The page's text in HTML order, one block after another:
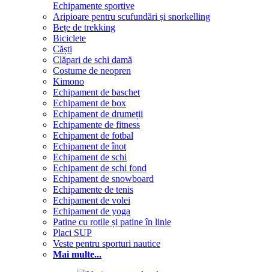
Echipamente sportive
Aripioare pentru scufundări și snorkelling
Bețe de trekking
Biciclete
Căști
Clăpari de schi damă
Costume de neopren
Kimono
Echipament de baschet
Echipament de box
Echipament de drumeții
Echipamente de fitness
Echipament de fotbal
Echipament de înot
Echipament de schi
Echipament de schi fond
Echipament de snowboard
Echipamente de tenis
Echipament de volei
Echipament de yoga
Patine cu rotile și patine în linie
Placi SUP
Veste pentru sporturi nautice
Mai multe...